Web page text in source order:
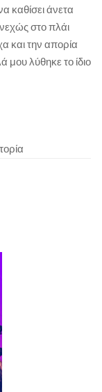
καθίσει άνετα
στο πλάι
και την απορία
μου λύθηκε το ίδιο
πιτσιρικάς